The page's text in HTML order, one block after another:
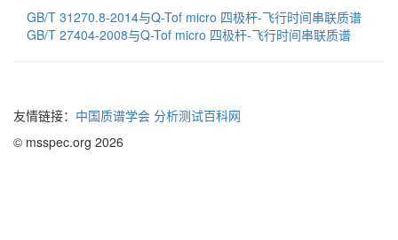
GB/T 31270.8-2014与Q-Tof micro 四极杆-飞行时间串联质谱
GB/T 27404-2008与Q-Tof micro 四极杆-飞行时间串联质谱
友情链接： 中国质谱学会 分析测试百科网
© msspec.org 2026